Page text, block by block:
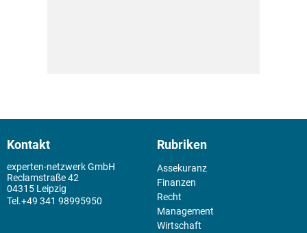
Kontakt
experten-netzwerk GmbH
Reclamstraße 42
04315 Leipzig
+49 341 98995950
Rubriken
Assekuranz
Finanzen
Recht
Management
Wirtschaft